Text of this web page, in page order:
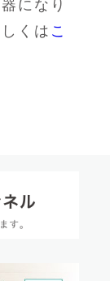
になり
くは こ